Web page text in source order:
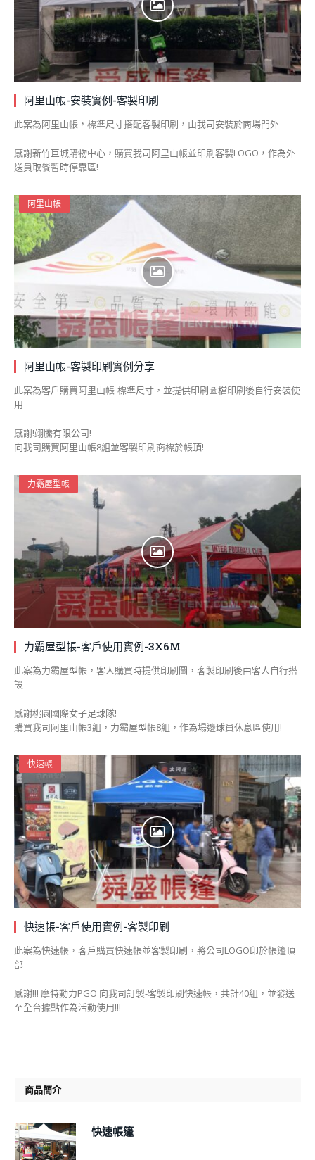
阿里山帳-安裝實例-客製印刷
此案為阿里山帳，標準尺寸搭配客製印刷，由我司安裝於商場門外
感謝新竹巨城購物中心，購買我司阿里山帳並印刷客製LOGO，作為外
送員取餐暫時停靠區!
阿里山帳
阿里山帳-客製印刷實例分享
此案為客戶購買阿里山帳-標準尺寸，並提供印刷圖檔印刷後自行安裝使
用
感謝!翊騰有限公司!
向我司購買阿里山帳8組並客製印刷商標於帳頂!
力霸屋型帳
力霸屋型帳-客戶使用實例-3X6M
此案為力霸屋型帳，客人購買時提供印刷圖，客製印刷後由客人自行搭
設
感謝桃園國際女子足球隊!
購買我司阿里山帳3組，力霸屋型帳8組，作為場邊球員休息區使用!
快速帳
快速帳-客戶使用實例-客製印刷
此案為快速帳，客戶購買快速帳並客製印刷，將公司LOGO印於帳篷頂
部
感謝!!! 摩特動力PGO 向我司訂製-客製印刷快速帳，共計40組，並發送
至全台據點作為活動使用!!!
商品簡介
快速帳篷